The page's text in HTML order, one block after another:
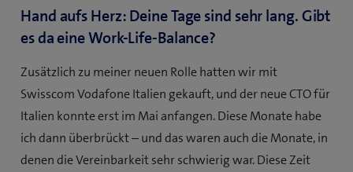
Hand aufs Herz: Deine Tage sind sehr lang. Gibt
es da eine Work-Life-Balance?
Zusätzlich zu meiner neuen Rolle hatten wir mit
Swisscom Vodafone Italien gekauft, und der neue CTO für
Italien konnte erst im Mai anfangen. Diese Monate habe
ich dann überbrückt – und das waren auch die Monate, in
denen die Vereinbarkeit sehr schwierig war. Diese Zeit